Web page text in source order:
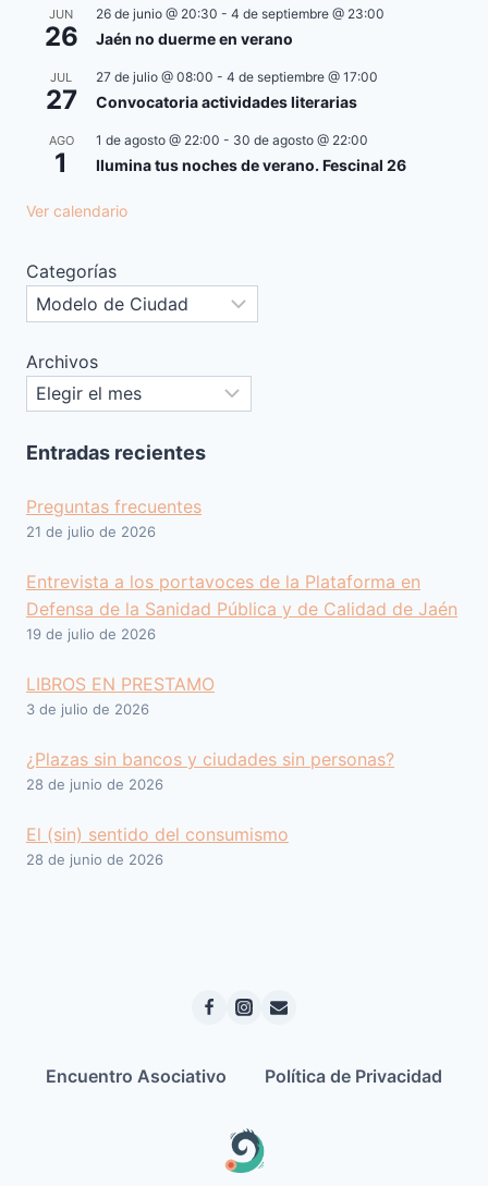
JUN
26
26 de junio @ 20:30 - 4 de septiembre @ 23:00
Jaén no duerme en verano
JUL
27
27 de julio @ 08:00 - 4 de septiembre @ 17:00
Convocatoria actividades literarias
AGO
1
1 de agosto @ 22:00 - 30 de agosto @ 22:00
Ilumina tus noches de verano. Fescinal 26
Ver calendario
Categorías
Archivos
Entradas recientes
Preguntas frecuentes
21 de julio de 2026
Entrevista a los portavoces de la Plataforma en
Defensa de la Sanidad Pública y de Calidad de Jaén
19 de julio de 2026
LIBROS EN PRESTAMO
3 de julio de 2026
¿Plazas sin bancos y ciudades sin personas?
28 de junio de 2026
El (sin) sentido del consumismo
28 de junio de 2026
Encuentro Asociativo Política de Privacidad